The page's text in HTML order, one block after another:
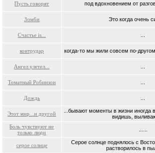
Пусть говорят под вдохновением от
Зомби Это когда очень
Счастье is...
контрудар когда-то мы жили совсем по-
Ангел улетел...
Томатный Робинзон
Дождь
Этот мир...и другой
...бывают моменты в жизни иногда
видишь,
Боль чувствуют не
только люди
серое солнце
Серое солнце поднялось с
растворилось в